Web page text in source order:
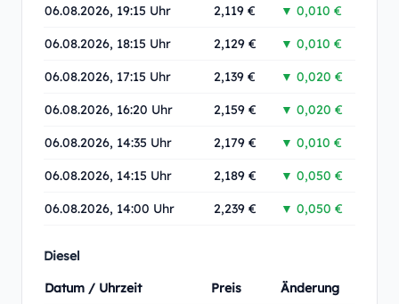
06.08.2026, 19:15 Uhr 2,119 € ▼ 0,010 €
06.08.2026, 18:15 Uhr 2,129 € ▼ 0,010 €
06.08.2026, 17:15 Uhr 2,139 € ▼ 0,020 €
06.08.2026, 16:20 Uhr 2,159 € ▼ 0,020 €
06.08.2026, 14:35 Uhr 2,179 € ▼ 0,010 €
06.08.2026, 14:15 Uhr 2,189 € ▼ 0,050 €
06.08.2026, 14:00 Uhr 2,239 € ▼ 0,050 €
Diesel
Datum / Uhrzeit
Preis Änderung